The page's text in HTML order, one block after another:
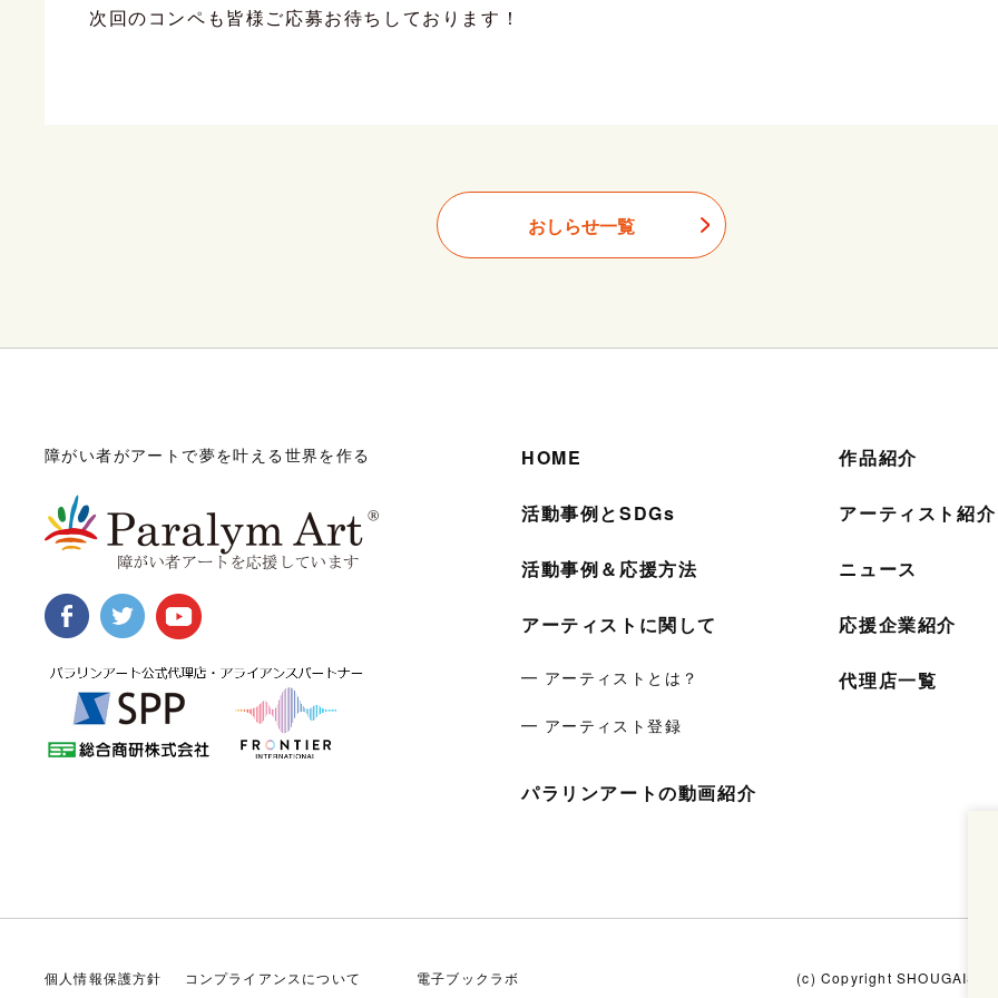
次回のコンペも皆様ご応募お待ちしております！
おしらせ一覧
障がい者がアートで夢を叶える世界を作る HOME
活動事例とSDGs
活動事例＆応援方法
アーティストに関して
━ アーティストとは？
━ アーティスト登録
パラリンアートの動画紹介
作品紹介
アーティスト紹介
ニュース
応援企業紹介
代理店一覧
個人情報保護方針 コンプライアンスについて 電子ブックラボ (c) Copyright